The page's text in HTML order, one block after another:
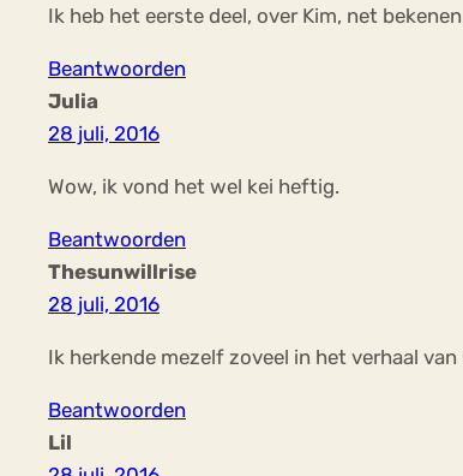
Ik heb het eerste deel, over Kim, net
Beantwoorden
Julia
28 juli, 2016
Wow, ik vond het wel kei heftig.
Beantwoorden
Thesunwillrise
28 juli, 2016
Ik herkende mezelf zoveel in het verhaal
Beantwoorden
Lil